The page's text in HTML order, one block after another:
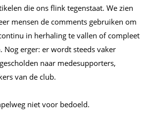
die ons flink tegenstaat. We zien
mensen de comments gebruiken om
in herhaling te vallen of compleet
Nog erger: er wordt steeds vaker
naar medesupporters,
van de club.
niet voor bedoeld.